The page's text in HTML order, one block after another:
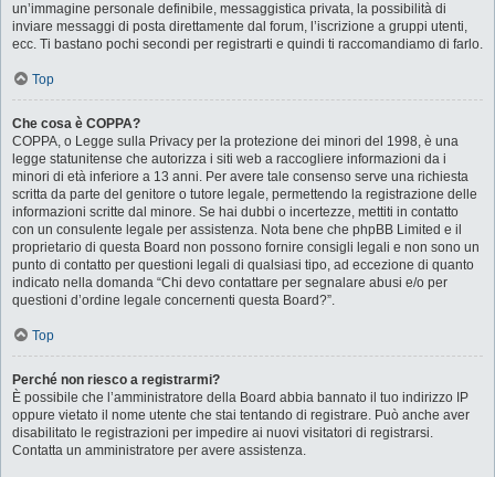
un’immagine personale definibile, messaggistica privata, la possibilità di
inviare messaggi di posta direttamente dal forum, l’iscrizione a gruppi utenti,
ecc. Ti bastano pochi secondi per registrarti e quindi ti raccomandiamo di farlo.
Top
Che cosa è COPPA?
COPPA, o Legge sulla Privacy per la protezione dei minori del 1998, è una
legge statunitense che autorizza i siti web a raccogliere informazioni da i
minori di età inferiore a 13 anni. Per avere tale consenso serve una richiesta
scritta da parte del genitore o tutore legale, permettendo la registrazione delle
informazioni scritte dal minore. Se hai dubbi o incertezze, mettiti in contatto
con un consulente legale per assistenza. Nota bene che phpBB Limited e il
proprietario di questa Board non possono fornire consigli legali e non sono un
punto di contatto per questioni legali di qualsiasi tipo, ad eccezione di quanto
indicato nella domanda “Chi devo contattare per segnalare abusi e/o per
questioni d’ordine legale concernenti questa Board?”.
Top
Perché non riesco a registrarmi?
È possibile che l’amministratore della Board abbia bannato il tuo indirizzo IP
oppure vietato il nome utente che stai tentando di registrare. Può anche aver
disabilitato le registrazioni per impedire ai nuovi visitatori di registrarsi.
Contatta un amministratore per avere assistenza.